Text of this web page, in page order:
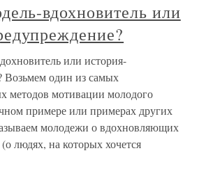
вдохновитель или
или история-
Возьмем один из самых
методов мотивации молодого
примере или примерах других
молодежи о вдохновляющих
людях, на которых хочется